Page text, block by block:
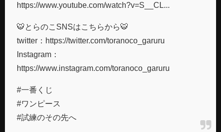
https://www.youtube.com/watch?v=S__CL...
🐯とらのこSNSはこちらから🐯
twitter：https://twitter.com/toranoco_garuru
Instagram​：
https://www.instagram.com/toranoco_garuru
#一番くじ
#ワンピース
#試練のその先へ